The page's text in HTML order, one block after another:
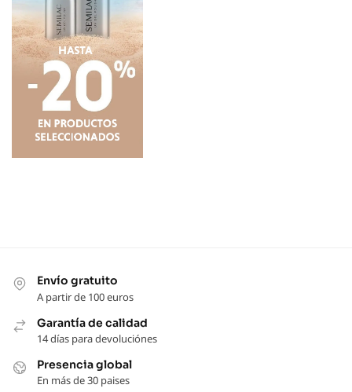
Envío gratuito
A partir de 100 euros
Garantía de calidad
14 días para devoluciónes
Presencia global
En más de 30 paises